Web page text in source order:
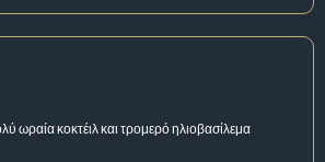
ωραία κοκτέιλ και τρομερό ηλιοβασίλεμα